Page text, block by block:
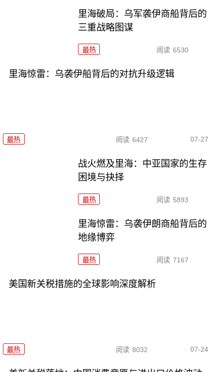
里海破局：乌军袭伊商船背后的
三重战略图谋
最热 阅读 6530
里海惊雷：乌袭伊船背后的对抗升级逻辑
最热 阅读 6427 07-27
战火燃及里海：中亚国家的生存
困境与抉择
最热 阅读 5893
里海惊雷：乌袭伊朗商船背后的
地缘博弈
最热 阅读 7167
美国新关税措施的全球影响深度解析
最热 阅读 8032 07-24